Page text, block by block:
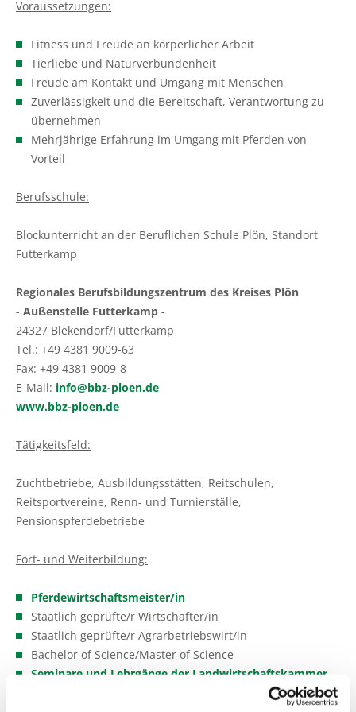
Pflanzenschutzberatung
Anbauberatung
Grünlandberatung
ELER Grünlandberatung
Innovationsberatung EIP-Förderung
Beratung in der Tierhaltung
Beratung für den ökologischen Landbau
Obstbau
Haus- und Kleingarten
Thea und Bruno Tietgen Stiftung
Voraussetzungen:
Fitness und Freude an körperlicher Arbeit
Tierliebe und Naturverbundenheit
Freude am Kontakt und Umgang mit Menschen
Zuverlässigkeit und die Bereitschaft, Verantwortung zu
übernehmen
Mehrjährige Erfahrung im Umgang mit Pferden von
Vorteil
Berufsschule:
Blockunterricht an der Beruflichen Schule Plön, Standort
Futterkamp
Regionales Berufsbildungszentrum des Kreises Plön
- Außenstelle Futterkamp -
24327 Blekendorf/Futterkamp
Tel.: +49 4381 9009-63
Fax: +49 4381 9009-8
E-Mail: info@bbz-ploen.de
www.bbz-ploen.de
Tätigkeitsfeld:
Zuchtbetriebe, Ausbildungsstätten, Reitschulen,
Reitsportvereine, Renn- und Turnierställe,
Pensionspferdebetriebe
Fort- und Weiterbildung:
Pferdewirtschaftsmeister/in
Staatlich geprüfte/r Wirtschafter/in
Staatlich geprüfte/r Agrarbetriebswirt/in
Bachelor of Science/Master of Science
Seminare und Lehrgänge der Landwirtschaftskammer